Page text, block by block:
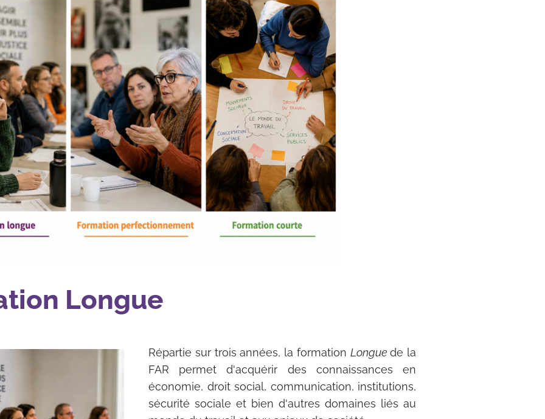
Longue
Répartie sur trois années, la formation Longuede la
FAR permet d'acquérir des connaissances en
économie, droit social, communication, institutions,
sécurité sociale et bien d'autres domaines liés au